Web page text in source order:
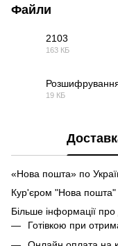
Файли
2103
163 КБ
19 КБ
«Нова пошта» по
Кур'єром "Нова пошта"
Більше інформації про
Готівкою при